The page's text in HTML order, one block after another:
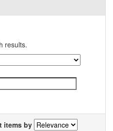
results.
items by